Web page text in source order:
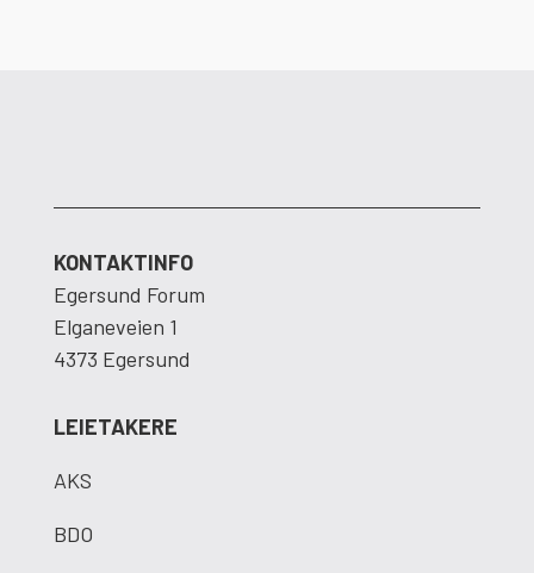
KONTAKTINFO
Egersund Forum
Elganeveien 1
4373 Egersund
LEIETAKERE
AKS
BDO